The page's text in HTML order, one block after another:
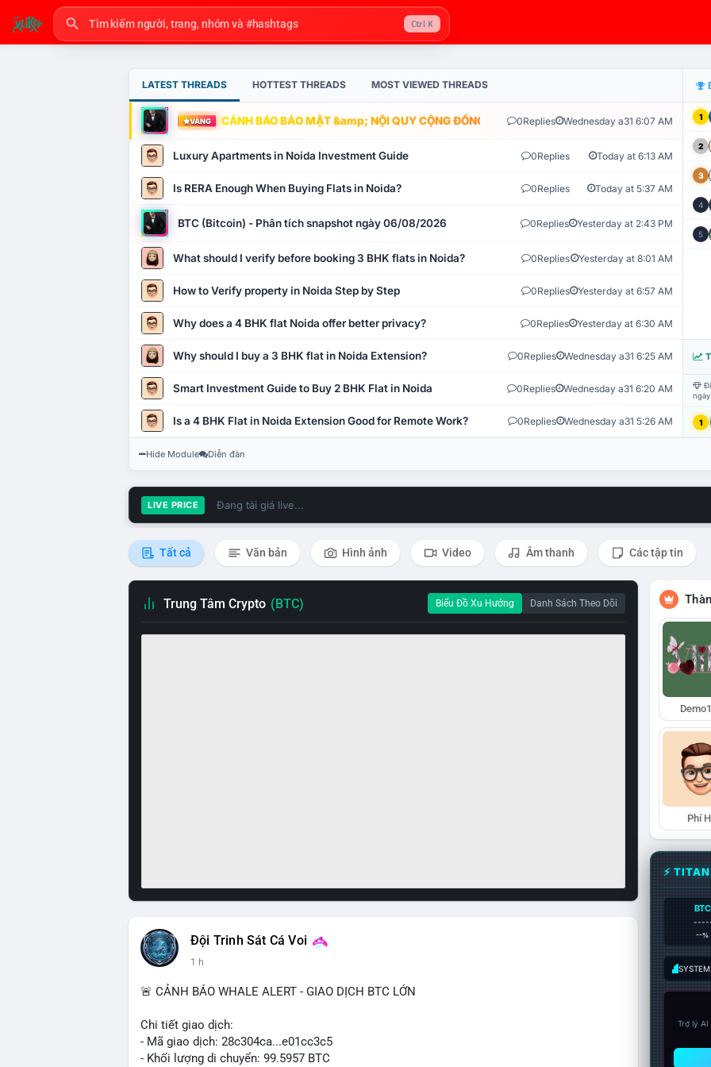
Ctrl K
LATEST THREADS HOTTEST THREADS MOST VIEWED THREADS
VÀNG CẢNH BÁO BẢO MẬT &amp; NỘI QUY CỘNG ĐỒNG VLIKE.VN: HỆ THỐNG GIÁM SÁT TỰ
0Replies Wednesday a31 6:07 AM
Luxury Apartments in Noida Investment Guide 0Replies Today at 6:13 AM
Is RERA Enough When Buying Flats in Noida? 0Replies Today at 5:37 AM
BTC (Bitcoin) - Phân tích snapshot ngày 06/08/2026 0Replies Yesterday at 2:43 PM
What should I verify before booking 3 BHK flats in Noida? 0Replies Yesterday at 8:01 AM
How to Verify property in Noida Step by Step 0Replies Yesterday at 6:57 AM
Why does a 4 BHK flat Noida offer better privacy? 0Replies Yesterday at 6:30 AM
Why should I buy a 3 BHK flat in Noida Extension? 0Replies Wednesday a31 6:25 AM
Smart Investment Guide to Buy 2 BHK Flat in Noida 0Replies Wednesday a31 6:20 AM
Is a 4 BHK Flat in Noida Extension Good for Remote Work? 0Replies Wednesday a31 5:26 AM
1
2
3
4
5
1
Hide Module Diễn đàn
LIVE PRICE Đang tải giá live...
Tất cả Văn bản Hình ảnh Video Âm thanh Các tập tin
Trung Tâm Crypto (BTC) Biểu Đồ Xu Hướng Danh Sách Theo Dõi
Đội Trinh Sát Cá Voi
1 h
🚨 CẢNH BÁO WHALE ALERT - GIAO DỊCH BTC LỚN
Chi tiết giao dịch:
- Mã giao dịch: 28c304ca...e01cc3c5
- Khối lượng di chuyển: 99.5957 BTC
Phí
⚡
BTC
--%
Trợ lý